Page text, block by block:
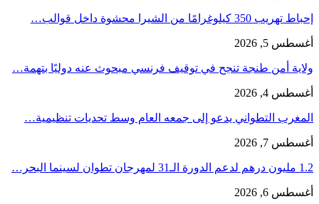
إحباط تهريب 350 كيلوغرامًا من الشيرا محشوة داخل قوالب…
أغسطس 5, 2026
ولاية أمن طنجة تنجح في توقيف فرنسي مبحوث عنه دوليًا بتهمة…
أغسطس 4, 2026
المغرب التطواني يدعو إلى جمعه العام وسط تحديات تنظيمية…
أغسطس 7, 2026
1.2 مليون درهم لدعم الدورة الـ31 لمهرجان تطوان لسينما البحر…
أغسطس 6, 2026